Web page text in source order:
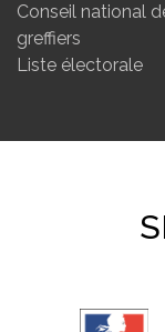
Conseil national
greffiers
Liste électorale